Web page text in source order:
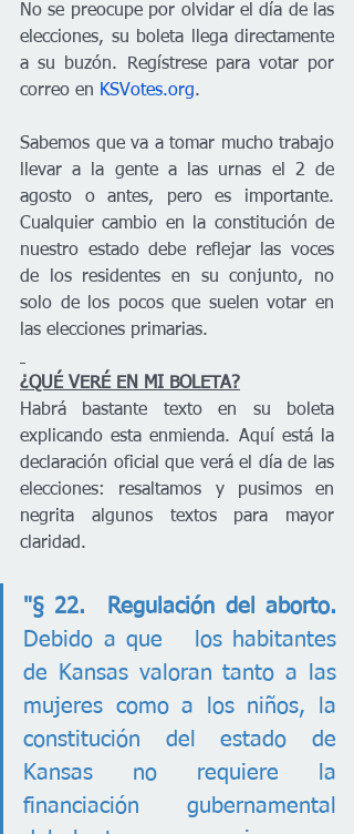
No se preocupe por olvidar el día de las
elecciones, su boleta llega directamente
a su buzón. Regístrese para votar por
correo en KSVotes.org.
Sabemos que va a tomar mucho trabajo
llevar a la gente a las urnas el 2 de
agosto o antes, pero es importante.
Cualquier cambio en la constitución de
nuestro estado debe reflejar las voces
de los residentes en su conjunto, no
solo de los pocos que suelen votar en
las elecciones primarias.
¿QUÉ VERÉ EN MI BOLETA?
Habrá bastante texto en su boleta
explicando esta enmienda. Aquí está la
declaración oficial que verá el día de las
elecciones: resaltamos y pusimos en
negrita algunos textos para mayor
claridad.
"§ 22. Regulación del aborto.
Debido a que   los habitantes
de Kansas valoran tanto a las
mujeres como a los niños, la
constitución del estado de
Kansas no requiere la
financiación gubernamental